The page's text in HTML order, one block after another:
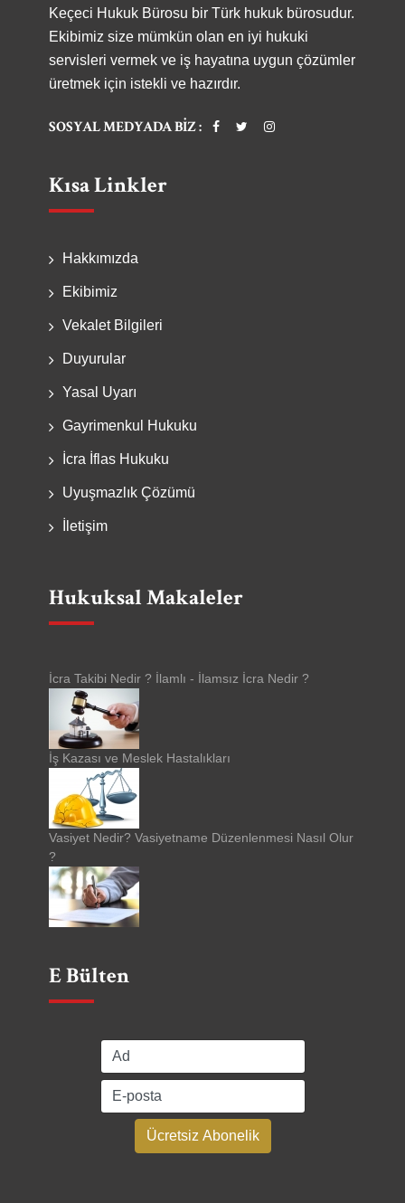
Keçeci Hukuk Bürosu bir Türk hukuk bürosudur.
Ekibimiz size mümkün olan en iyi hukuki
servisleri vermek ve iş hayatına uygun çözümler
üretmek için istekli ve hazırdır.
SOSYAL MEDYADA BIZ :
Kısa Linkler
Hakkımızda
Ekibimiz
Vekalet Bilgileri
Duyurular
Yasal Uyarı
Gayrimenkul Hukuku
İcra İflas Hukuku
Uyuşmazlık Çözümü
İletişim
Hukuksal Makaleler
İcra Takibi Nedir ? İlamlı - İlamsız İcra Nedir ?
İş Kazası ve Meslek Hastalıkları
Vasiyet Nedir? Vasiyetname Düzenlenmesi Nasıl Olur
?
E Bülten